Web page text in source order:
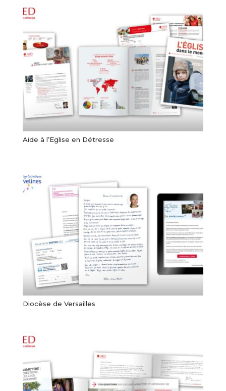
Aide à l’Eglise en Détresse
Diocèse de Versailles